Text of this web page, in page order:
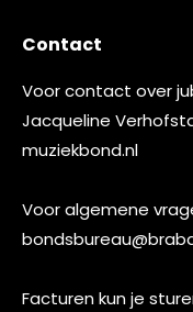
Contact
Voor contact over
Jacqueline
muziekbond.nl
Voor algemene
Facturen kun je